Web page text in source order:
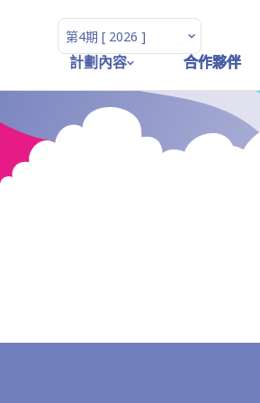
計劃內容 合作夥伴
合作夥伴
合作夥伴
合作夥伴